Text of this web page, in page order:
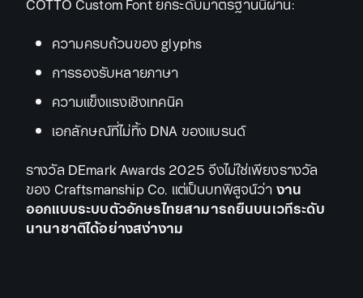
COTTO Custom Font ยกระดับมาตรฐานนี้ผ่าน:
ความครบถ้วนของ glyphs
การรองรับหลายภาษา
ความแข็งแรงเชิงเทคนิค
เอกลักษณ์ที่ไม่ทิ้ง DNA ของแบรนด์
รางวัล DEmark Awards 2025 จึงไม่ใช่เพียงรางวัล
ของ Craftsmanship Co. แต่เป็นบทพิสูจน์ว่างาน
ออกแบบระบบตัวอักษรไทยสามารถยืนบนเวทีระดับ
นานาชาติได้อย่างสง่างาม